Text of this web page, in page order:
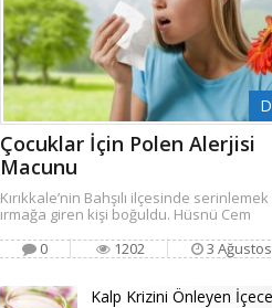
Çocuklar İçin Polen Alerjisi
Macunu
Kırıkkale’nin Bahşılı ilçesinde
ırmağa giren kişi boğuldu. Hüsnü Cem
0
1202 3
Kalp Krizini Önleyen